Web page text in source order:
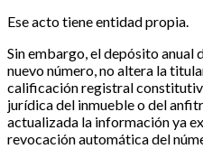
Ese acto tiene entidad propia.
Sin embargo, el depósito anual
nuevo número, no altera la
calificación registral
jurídica del inmueble o del
actualizada la información ya
revocación automática del